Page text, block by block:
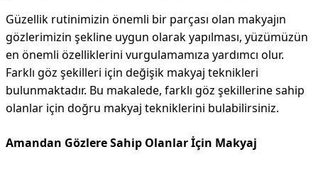
Güzellik rutinimizin önemli bir parçası olan makyajın
gözlerimizin şekline uygun olarak yapılması, yüzümüzün
en önemli özelliklerini vurgulamamıza yardımcı olur.
Farklı göz şekilleri için değişik makyaj teknikleri
bulunmaktadır. Bu makalede, farklı göz şekillerine sahip
olanlar için doğru makyaj tekniklerini bulabilirsiniz.
Amandan Gözlere Sahip Olanlar İçin Makyaj